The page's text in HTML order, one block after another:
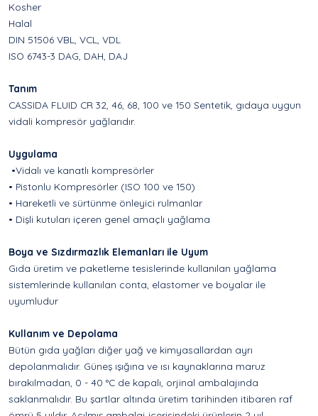
Kosher
Halal
DIN 51506 VBL, VCL, VDL
ISO 6743-3 DAG, DAH, DAJ
Tanım
CASSIDA FLUID CR 32, 46, 68, 100 ve 150 Sentetik, gıdaya uygun
vidali kompresör yağlarıdır.
Uygulama
•Vidalı ve kanatlı kompresörler
• Pistonlu Kompresörler (ISO 100 ve 150)
• Hareketli ve sürtünme önleyici rulmanlar
• Dişli kutuları içeren genel amaçlı yağlama
Boya ve Sızdırmazlık Elemanları ile Uyum
Gıda üretim ve paketleme tesislerinde kullanılan yağlama
sistemlerinde kullanılan conta, elastomer ve boyalar ile
uyumludur
Kullanım ve Depolama
Bütün gıda yağları diğer yağ ve kimyasallardan ayrı
depolanmalıdır. Güneş ışığına ve ısı kaynaklarına maruz
bırakılmadan, 0 - 40 °C de kapalı, orjinal ambalajında
saklanmalıdır. Bu şartlar altında üretim tarihinden itibaren raf